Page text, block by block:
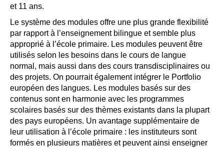
et 11 ans.
Le système des modules offre une plus grande flexibilité
par rapport à l’enseignement bilingue et semble plus
approprié à l’école primaire. Les modules peuvent être
utilisés selon les besoins dans le cours de langue
normal, mais aussi dans des cours transdisciplinaires ou
des projets. On pourrait également intégrer le Portfolio
européen des langues. Les modules basés sur des
contenus sont en harmonie avec les programmes
scolaires basés sur des thèmes existants dans la plupart
des pays européens. Un avantage supplémentaire de
leur utilisation à l’école primaire : les instituteurs sont
formés en plusieurs matières et peuvent ainsi enseigner